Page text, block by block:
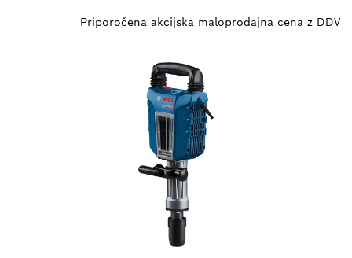
Priporočena akcijska maloprodajna cena z DDV